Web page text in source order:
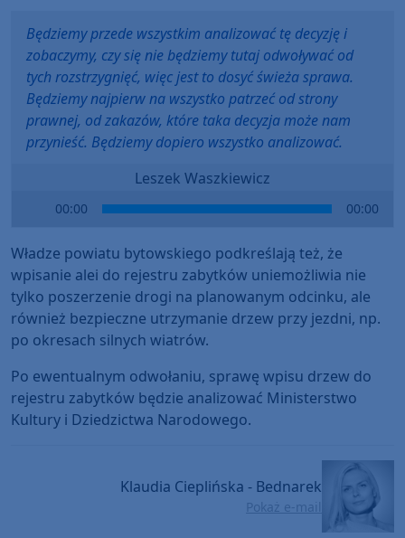
Będziemy przede wszystkim analizować tę decyzję i
zobaczymy, czy się nie będziemy tutaj odwoływać od
tych rozstrzygnięć, więc jest to dosyć świeża sprawa.
Będziemy najpierw na wszystko patrzeć od strony
prawnej, od zakazów, które taka decyzja może nam
przynieść. Będziemy dopiero wszystko analizować.
Leszek Waszkiewicz
00:00 00:00
Władze powiatu bytowskiego podkreślają też, że
wpisanie alei do rejestru zabytków uniemożliwia nie
tylko poszerzenie drogi na planowanym odcinku, ale
również bezpieczne utrzymanie drzew przy jezdni, np.
po okresach silnych wiatrów.
Po ewentualnym odwołaniu, sprawę wpisu drzew do
rejestru zabytków będzie analizować Ministerstwo
Kultury i Dziedzictwa Narodowego.
Klaudia Cieplińska - Bednarek
Pokaż e-mail